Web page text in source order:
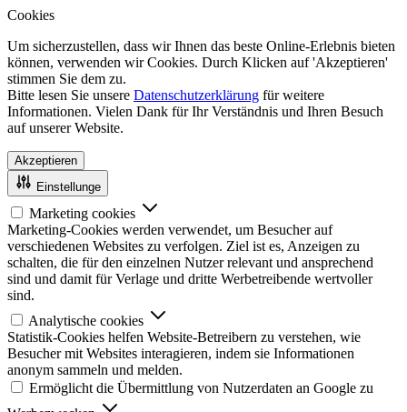
Cookies
Um sicherzustellen, dass wir Ihnen das beste Online-Erlebnis bieten
können, verwenden wir Cookies. Durch Klicken auf 'Akzeptieren'
stimmen Sie dem zu.
Bitte lesen Sie unsere Datenschutzerklärung für weitere
Informationen. Vielen Dank für Ihr Verständnis und Ihren Besuch
auf unserer Website.
Akzeptieren
Einstellunge
Marketing cookies
Marketing-Cookies werden verwendet, um Besucher auf
verschiedenen Websites zu verfolgen. Ziel ist es, Anzeigen zu
schalten, die für den einzelnen Nutzer relevant und ansprechend
sind und damit für Verlage und dritte Werbetreibende wertvoller
sind.
Analytische cookies
Statistik-Cookies helfen Website-Betreibern zu verstehen, wie
Besucher mit Websites interagieren, indem sie Informationen
anonym sammeln und melden.
Ermöglicht die Übermittlung von Nutzerdaten an Google zu